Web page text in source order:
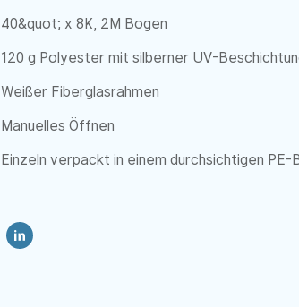
40&quot; x 8K, 2M Bogen
120 g Polyester mit silberner UV-
Weißer Fiberglasrahmen
Manuelles Öffnen
Einzeln verpackt in einem durchsichtigen